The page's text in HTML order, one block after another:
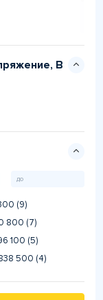
В
(9)
800 (7)
100 (5)
500 (4)